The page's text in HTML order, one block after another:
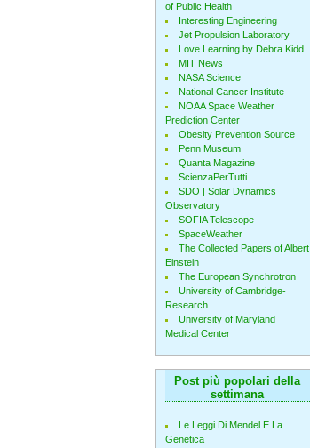
of Public Health
Interesting Engineering
Jet Propulsion Laboratory
Love Learning by Debra Kidd
MIT News
NASA Science
National Cancer Institute
NOAA Space Weather
Prediction Center
Obesity Prevention Source
Penn Museum
Quanta Magazine
ScienzaPerTutti
SDO | Solar Dynamics
Observatory
SOFIA Telescope
SpaceWeather
The Collected Papers of Albert
Einstein
The European Synchrotron
University of Cambridge-
Research
University of Maryland
Medical Center
Post più popolari della
settimana
Le Leggi Di Mendel E La
Genetica